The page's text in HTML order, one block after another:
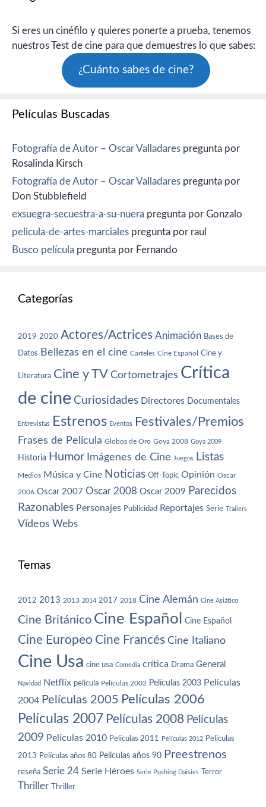
Si eres un cinéfilo y quieres ponerte a prueba, tenemos
nuestros Test de cine para que demuestres lo que sabes:
¿Cuánto sabes de cine?
Películas Buscadas
Fotografía de Autor – Oscar Valladares pregunta por
Rosalinda Kirsch
Fotografía de Autor – Oscar Valladares pregunta por
Don Stubblefield
exsuegra-secuestra-a-su-nuera pregunta por Gonzalo
pelicula-de-artes-marciales pregunta por raul
Busco película pregunta por Fernando
Categorías
2019 2020 Actores/Actrices Animación Bases de
Datos Bellezas en el cine Carteles Cine Español Cine y
Literatura Cine y TV Cortometrajes Crítica
de cine Curiosidades Directores Documentales
Entrevistas Estrenos Eventos Festivales/Premios
Frases de Película Globos de Oro Goya 2008 Goya 2009
Historia Humor Imágenes de Cine Juegos Listas
Medios Música y Cine Noticias Off-Topic Opinión Oscar
2006 Oscar 2007 Oscar 2008 Oscar 2009 Parecidos
Razonables Personajes Publicidad Reportajes Serie Trailers
Vídeos Webs
Temas
2012 2013 2013 2014 2017 2018 Cine Alemán Cine Asiático
Cine Británico Cine Español Cine Español
Cine Europeo Cine Francés Cine Italiano
Cine Usa cine usa Comedia crítica Drama General
Navidad Netflix película Películas 2002 Películas 2003 Películas
2004 Películas 2005 Películas 2006
Películas 2007 Películas 2008 Películas
2009 Películas 2010 Películas 2011 Películas 2012 Películas
2013 Películas años 80 Películas años 90 Preestrenos
reseña Serie 24 Serie Héroes Serie Pushing Daisies Terror
Thriller Thriller